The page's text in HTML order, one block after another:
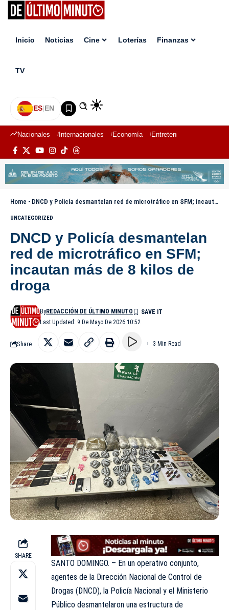
Inicio Noticias Cine Loterías Finanzas
TV
ES|EN
Nacionales Internacionales Economía Entretenimiento
Home - DNCD y Policía desmantelan red de microtráfico en SFM; incautan más de 8 kilos de droga
UNCATEGORIZED
DNCD y Policía desmantelan
red de microtráfico en SFM;
incautan más de 8 kilos de
droga
Last Updated: 9 De Mayo De 2026 10:52
ByREDACCIÓN DE ÚLTIMO MINUTO
Share 3 Min Read
SHARE
SANTO DOMINGO. – En un operativo conjunto,
agentes de la Dirección Nacional de Control de
Drogas (DNCD), la Policía Nacional y el Ministerio
Público desmantelaron una estructura de